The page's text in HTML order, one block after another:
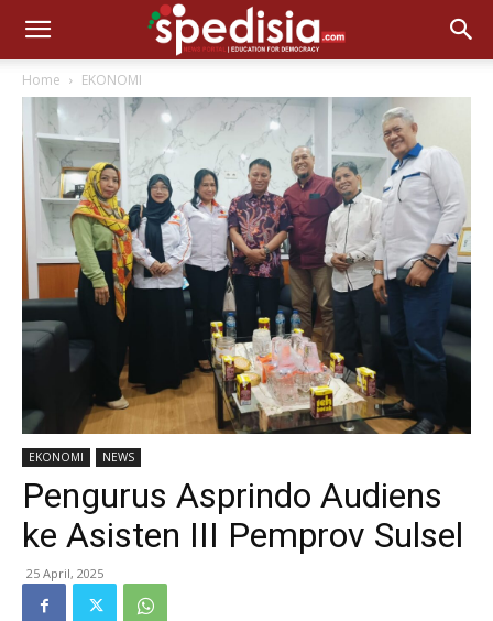
Home EKONOMI
EKONOMI NEWS
Pengurus Asprindo Audiens
ke Asisten III Pemprov Sulsel
25 April, 2025